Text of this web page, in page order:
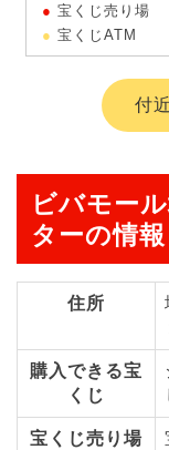
宝くじ売り場
宝くじATM
付
ビバモー
ターの情報
住所
購入できる宝
くじ
宝くじ売り場